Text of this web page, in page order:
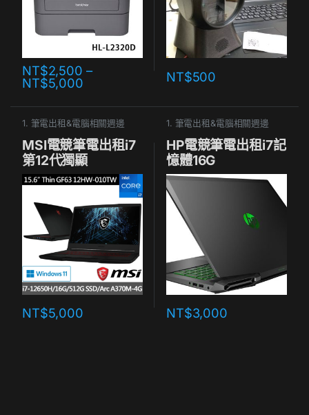
NT$2,500 –
NT$5,000 NT$500
1. 筆電出租&電腦相關週邊
MSI電競筆電出租i7
第12代獨顯
A370M(同
RTX3050)
NT$5,000
1. 筆電出租&電腦相關週邊
HP電競筆電出租i7記
憶體16G
NT$3,000